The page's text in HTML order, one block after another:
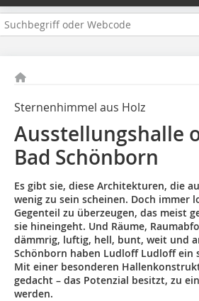
Sternenhimmel aus Holz
Ausstellungshalle
Bad Schönborn
Es gibt sie, diese Architekturen, die
wenig zu sein scheinen. Doch immer
Gegenteil zu überzeugen, das meist
sie hineingeht. Und Räume,
dämmrig, luftig, hell, bunt, weit und
Schönborn haben Ludloff Ludloff ein
Mit einer besonderen
gedacht – das Potenzial besitzt, zu
werden.